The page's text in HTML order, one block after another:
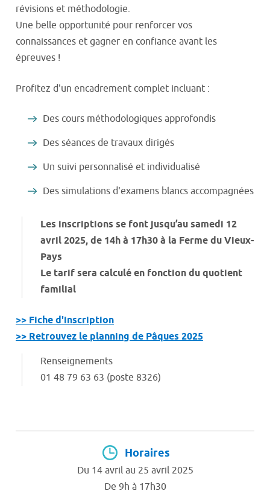
révisions et méthodologie.
Une belle opportunité pour renforcer vos
connaissances et gagner en confiance avant les
épreuves !
Profitez d'un encadrement complet incluant :
Des cours méthodologiques approfondis
Des séances de travaux dirigés
Un suivi personnalisé et individualisé
Des simulations d'examens blancs accompagnées
Les inscriptions se font jusqu’au samedi 12
avril 2025, de 14h à 17h30 à la Ferme du Vieux-
Pays
Le tarif sera calculé en fonction du quotient
familial
>> Fiche d'inscription
>> Retrouvez le planning de Pâques 2025
Renseignements
01 48 79 63 63 (poste 8326)
Horaires
Du 14 avril au 25 avril 2025
De 9h à 17h30